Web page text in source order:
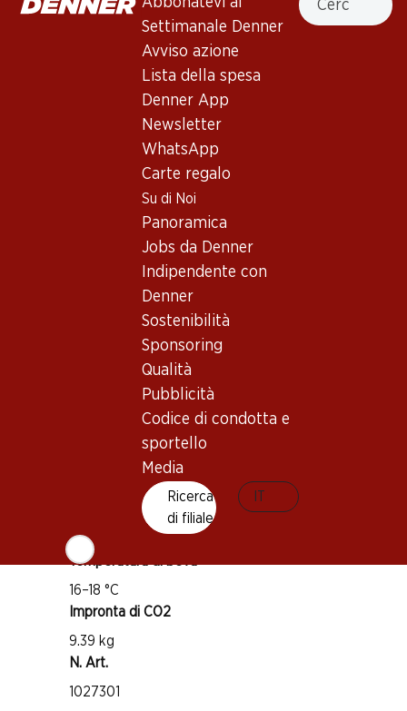
Settimanale Denner
Avviso azione
Lista della spesa
Denner App
Newsletter
WhatsApp
Carte regalo
Su di Noi
Panoramica
Jobs da Denner
Indipendente con
Denner
Sostenibilità
Sponsoring
Qualità
Pubblicità
Codice di condotta e
sportello
Media
Ricerca
di filiale
Rosso porpora. Profumo di ciliege nere. Leggere note di
pepe con un lieve sentore di vaniglia. Corpo medio, ben
Buono a sapersi
Maturità di beva
Temperatura di beva
16–18 °C
Impronta di CO2
9.39 kg
N. Art.
1027301